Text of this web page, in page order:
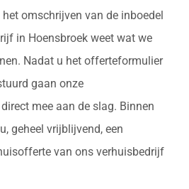
omschrijven van de inboedel
in Hoensbroek weet wat we
Nadat u het offerteformulier
gaan onze
mee aan de slag. Binnen
geheel vrijblijvend, een
van ons verhuisbedrijf